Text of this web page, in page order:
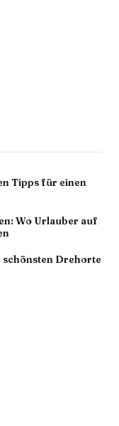
Tipps für einen
Wo Urlauber auf
schönsten Drehorte